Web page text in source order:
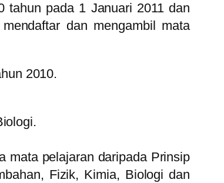
tahun pada 1 Januari 2011 dan
dan mengambil mata
2010.
mata pelajaran daripada Prinsip
Fizik, Kimia, Biologi dan